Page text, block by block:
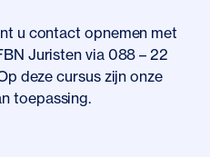
u contact opnemen met
Juristen via 088 – 22
deze cursus zijn onze
toepassing.